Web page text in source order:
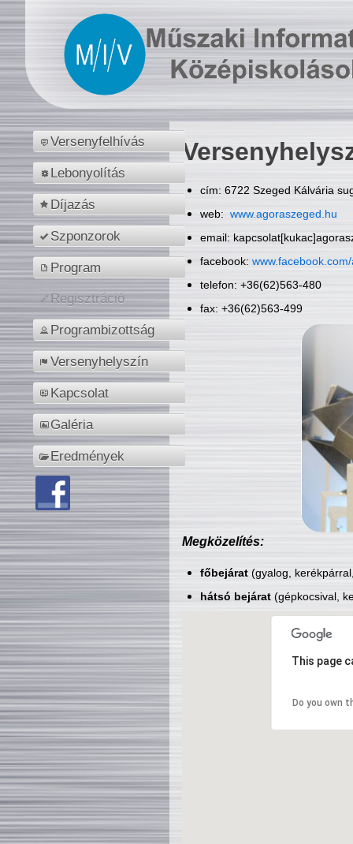
Versenyfelhívás
Lebonyolítás
Díjazás
Szponzorok
Program
Regisztráció
Programbizottság
Versenyhelyszín
Kapcsolat
Galéria
Eredmények
cím: 6722 Szeged Kálvária
web: www.agoraszeged.hu
email:
facebook:
telefon: +36(62)563-480
fax: +36(62)563-499
Megközelítés:
főbejárat(gyalog,
hátsó bejárat(gépkocsival,
This page
Do you own